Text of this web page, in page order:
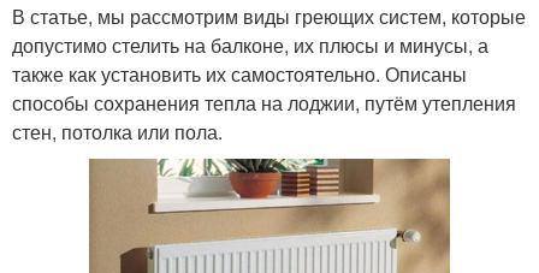
В статье, мы рассмотрим виды греющих систем, которые
допустимо стелить на балконе, их плюсы и минусы, а
также как установить их самостоятельно. Описаны
способы сохранения тепла на лоджии, путём утепления
стен, потолка или пола.